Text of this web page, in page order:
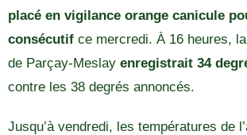
placé en vigilance orange canicule
consécutif ce mercredi. À 16 heures,
de Parçay-Meslay enregistrait 34
contre les 38 degrés annoncés.
Jusqu’à vendredi, les températures de